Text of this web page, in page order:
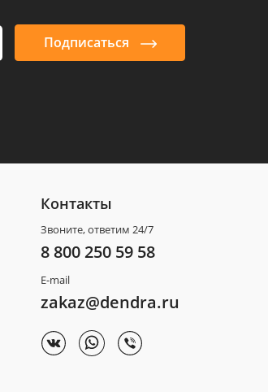
Подписаться
Контакты
Звоните, ответим 24/7
8 800 250 59 58
E-mail
zakaz@dendra.ru